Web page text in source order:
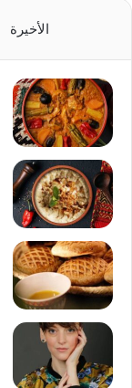
الأخيرة